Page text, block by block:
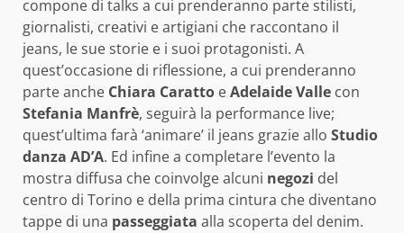
compone di talks a cui prenderanno parte stilisti,
giornalisti, creativi e artigiani che raccontano il
jeans, le sue storie e i suoi protagonisti. A
quest’occasione di riflessione, a cui prenderanno
parte anche Chiara Caratto eAdelaide Valle con
Stefania Manfrè, seguirà la performance live;
quest’ultima farà ‘animare’ il jeans grazie allo Studio
danza AD’A. Ed infine a completare l’evento la
mostra diffusa che coinvolge alcuni negozi del
centro di Torino e della prima cintura che diventano
tappe di una passeggiata alla scoperta del denim.